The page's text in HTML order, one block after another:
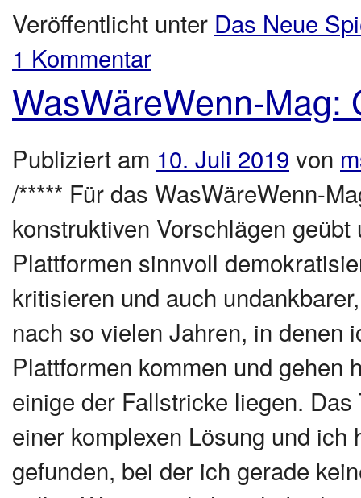
Veröffentlicht unter Das Neue
1 Kommentar
WasWäreWenn-
Publiziert am 10. Juli 2019 von
/***** Für das WasWäreWenn-
konstruktiven Vorschlägen
Plattformen sinnvoll
kritisieren und auch
nach so vielen Jahren, in denen
Plattformen kommen und gehen
einige der Fallstricke liegen.
einer komplexen Lösung und
gefunden, bei der ich gerade